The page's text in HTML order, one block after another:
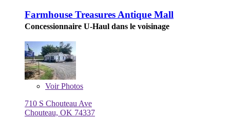
Farmhouse Treasures Antique Mall
Concessionnaire U-Haul dans le voisinage
VoirPhotos
710 S Chouteau Ave
Chouteau, OK 74337